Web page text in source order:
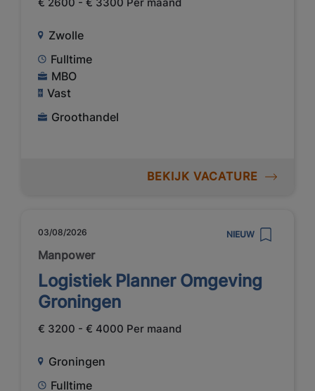
Zwolle
Fulltime
MBO
Vast
Groothandel
BEKIJK VACATURE
03/08/2026 NIEUW
Manpower
Logistiek Planner Omgeving
Groningen
€ 3200 - € 4000 Per maand
Groningen
Fulltime